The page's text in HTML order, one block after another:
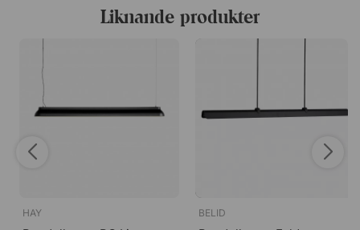
Liknande produkter
HAY BELID